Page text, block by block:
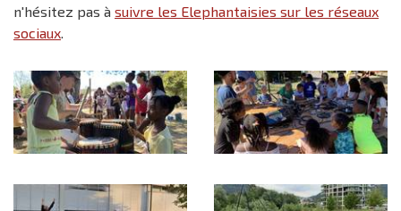
n'hésitez pas à suivre les Elephantaisies sur les réseaux
sociaux.
l'image
l'image